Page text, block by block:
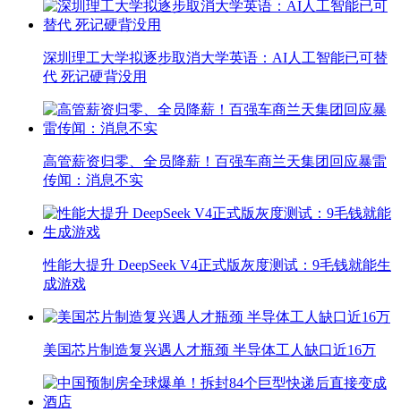
深圳理工大学拟逐步取消大学英语：AI人工智能已可替
代 死记硬背没用
高管薪资归零、全员降薪！百强车商兰天集团回应暴雷
传闻：消息不实
性能大提升 DeepSeek V4正式版灰度测试：9毛钱就能生
成游戏
美国芯片制造复兴遇人才瓶颈 半导体工人缺口近16万